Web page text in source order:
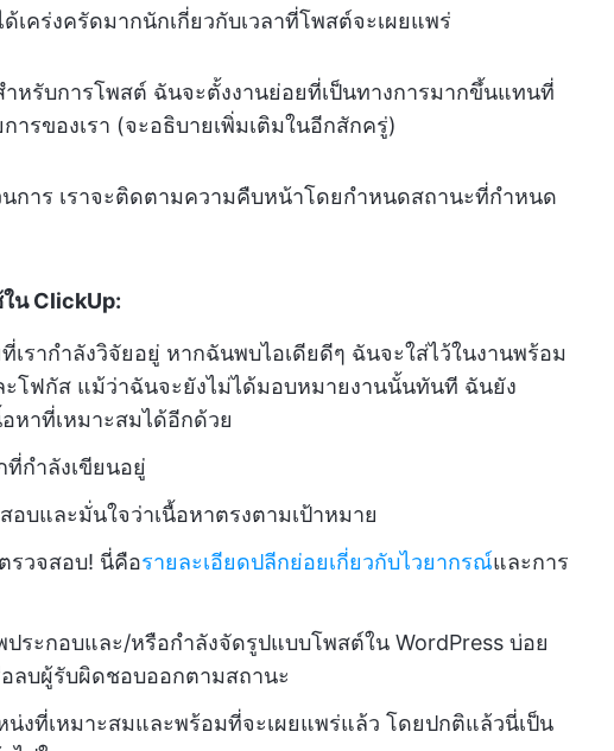
เคร่งครัดมากนักเกี่ยวกับเวลาที่โพสต์จะเผยแพร่
หรับการโพสต์ ฉันจะตั้งงานย่อยที่เป็นทางการมากขึ้นแทนที่
ารของเรา (จะอธิบายเพิ่มเติมในอีกสักครู่)
การ เราจะติดตามความคืบหน้าโดยกำหนดสถานะที่กำหนด
น ClickUp:
เรากำลังวิจัยอยู่ หากฉันพบไอเดียดีๆ ฉันจะใส่ไว้ในงานพร้อม
โฟกัส แม้ว่าฉันจะยังไม่ได้มอบหมายงานนั้นทันที ฉันยัง
หาที่เหมาะสมได้อีกด้วย
กำลังเขียนอยู่
อบและมั่นใจว่าเนื้อหาตรงตามเป้าหมาย
รวจสอบ! นี่คือรายละเอียดปลีกย่อยเกี่ยวกับไวยากรณ์และการ
ประกอบและ/หรือกำลังจัดรูปแบบโพสต์ใน WordPress บ่อย
ลบผู้รับผิดชอบออกตามสถานะ
งที่เหมาะสมและพร้อมที่จะเผยแพร่แล้ว โดยปกติแล้วนี่เป็น